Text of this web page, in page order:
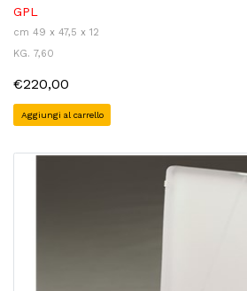
GPL
cm 49 x 47,5 x 12
KG. 7,60
€220,00
Aggiungi al carrello